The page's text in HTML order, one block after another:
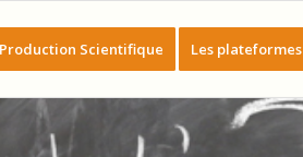
Production Scientifique Les plateformes